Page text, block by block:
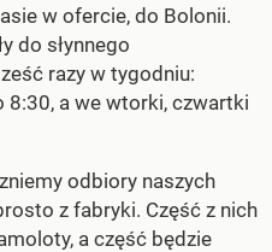
w ofercie, do Bolonii.
do słynnego
razy w tygodniu:
8:30, a we wtorki, czwartki
odbiory naszych
z fabryki. Część z nich
a część będzie